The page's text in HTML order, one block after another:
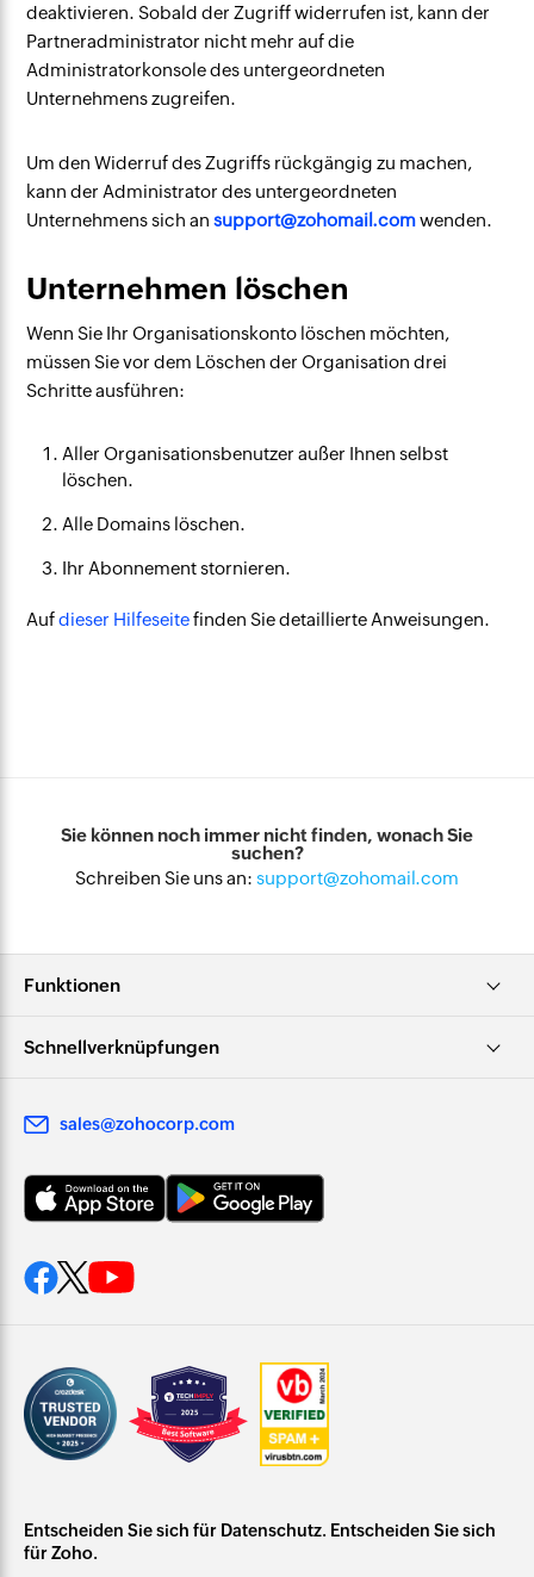
deaktivieren. Sobald der Zugriff widerrufen ist, kann der
Partneradministrator nicht mehr auf die
Administratorkonsole des untergeordneten
Unternehmens zugreifen.
Um den Widerruf des Zugriffs rückgängig zu machen,
kann der Administrator des untergeordneten
Unternehmens sich ansupport@zohomail.comwenden.
Unternehmen löschen
Wenn Sie Ihr Organisationskonto löschen möchten,
müssen Sie vor dem Löschen der Organisation drei
Schritte ausführen:
Aller Organisationsbenutzer außer Ihnen selbst
löschen.
Alle Domains löschen.
Ihr Abonnement stornieren.
Aufdieser Hilfeseitefinden Sie detaillierte Anweisungen.
Sie können noch immer nicht finden, wonach Sie
suchen?
Schreiben Sie uns an: support@zohomail.com
Funktionen
Schnellverknüpfungen
sales@zohocorp.com
Entscheiden Sie sich für Datenschutz. Entscheiden Sie sich
für Zoho.